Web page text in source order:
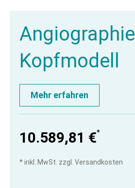
Angiographie
Kopfmodell
Mehr erfahren
10.589,81 €*
* inkl. MwSt. zzgl. Versandkosten